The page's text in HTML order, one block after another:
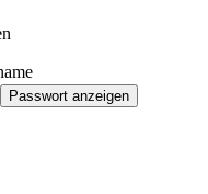
Passwort anzeigen